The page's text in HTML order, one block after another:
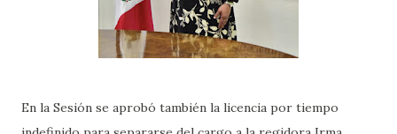
En la Sesión se aprobó también la licencia por tiempo